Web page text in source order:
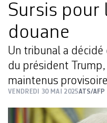
Sursis pour
douane
Un tribunal a
du président
maintenus
VENDREDI 30 MAI 2025ATS/AFP